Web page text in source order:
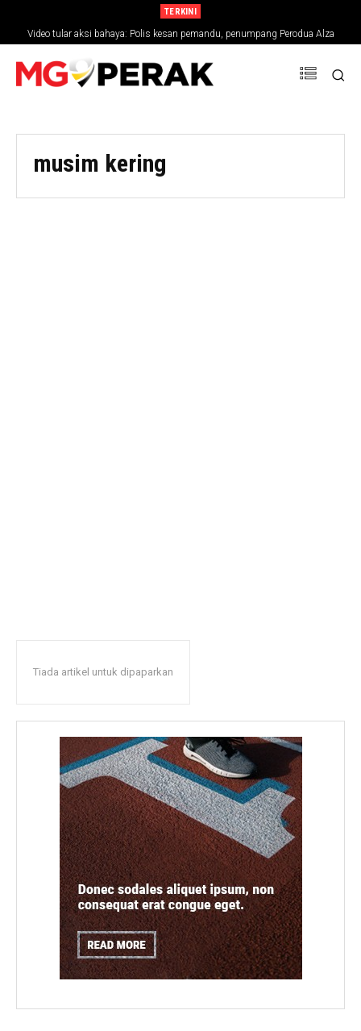
TERKINI
Video tular aksi bahaya: Polis kesan pemandu, penumpang Perodua Alza
musim kering
Tiada artikel untuk dipaparkan